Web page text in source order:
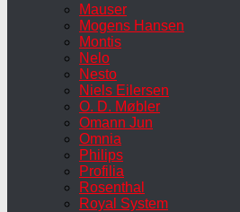
Mauser
Mogens Hansen
Montis
Nelo
Nesto
Niels Eilersen
O. D. Møbler
Omann Jun
Omnia
Philips
Profilia
Rosenthal
Royal System